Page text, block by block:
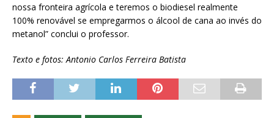
nossa fronteira agrícola e teremos o biodiesel realmente
100% renovável se empregarmos o álcool de cana ao invés do
metanol” conclui o professor.
Texto e fotos: Antonio Carlos Ferreira Batista